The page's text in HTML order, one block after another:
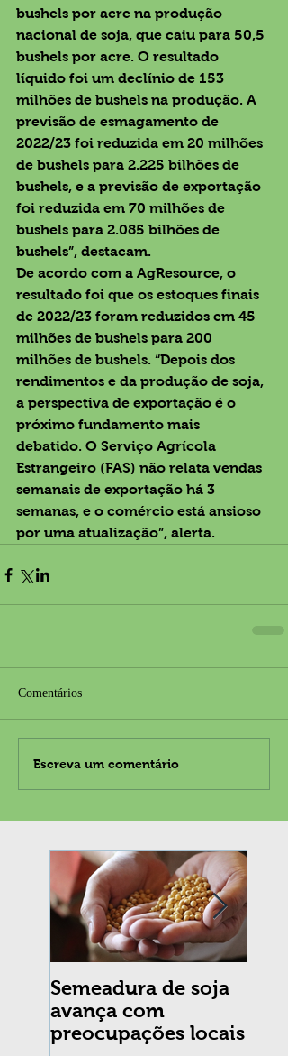
Semeadura de soja
avança com
preocupações locais
bushels por acre na produção
nacional de soja, que caiu para 50,5
bushels por acre. O resultado
líquido foi um declínio de 153
milhões de bushels na produção. A
previsão de esmagamento de
2022/23 foi reduzida em 20 milhões
de bushels para 2.225 bilhões de
bushels, e a previsão de exportação
foi reduzida em 70 milhões de
bushels para 2.085 bilhões de
bushels”, destacam.
De acordo com a AgResource, o
resultado foi que os estoques finais
de 2022/23 foram reduzidos em 45
milhões de bushels para 200
milhões de bushels. “Depois dos
rendimentos e da produção de soja,
a perspectiva de exportação é o
próximo fundamento mais
debatido. O Serviço Agrícola
Estrangeiro (FAS) não relata vendas
semanais de exportação há 3
semanas, e o comércio está ansioso
por uma atualização”, alerta.
Comentários
Escreva um comentário